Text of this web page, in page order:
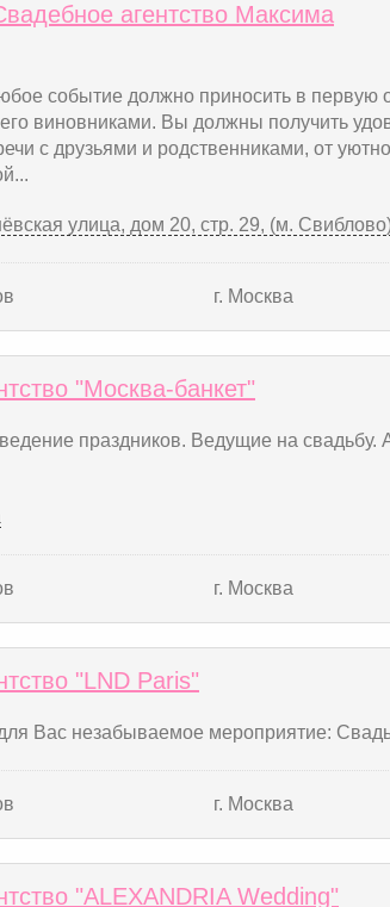
агентство Максима
событие должно приносить в первую
виновниками. Вы должны получить
с друзьями и родственниками, от
улица, дом 20, стр. 29, (м.
г. Москва
"Москва-банкет"
праздников. Ведущие на свадьбу.
г. Москва
"LND Paris"
Вас незабываемое мероприятие:
г. Москва
"ALEXANDRIA Wedding"